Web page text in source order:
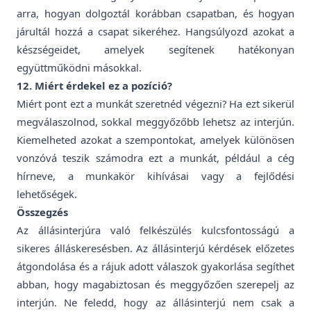
arra, hogyan dolgoztál korábban csapatban, és hogyan
járultál hozzá a csapat sikeréhez. Hangsúlyozd azokat a
készségeidet, amelyek segítenek hatékonyan
együttműködni másokkal.
12. Miért érdekel ez a pozíció?
Miért pont ezt a munkát szeretnéd végezni? Ha ezt sikerül
megválaszolnod, sokkal meggyőzőbb lehetsz az interjún.
Kiemelheted azokat a szempontokat, amelyek különösen
vonzóvá teszik számodra ezt a munkát, például a cég
hírneve, a munkakör kihívásai vagy a fejlődési
lehetőségek.
Összegzés
Az állásinterjúra való felkészülés kulcsfontosságú a
sikeres álláskeresésben. Az állásinterjú kérdések előzetes
átgondolása és a rájuk adott válaszok gyakorlása segíthet
abban, hogy magabiztosan és meggyőzően szerepelj az
interjún. Ne feledd, hogy az állásinterjú nem csak a